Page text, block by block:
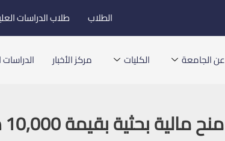
الطلاب طلاب الدراسات
عن الجامعة الكليات مركز الأخبار
منح مالية بحثية بقيمة 10,000 دولار مقدمة من اليونسكو ضمن برنامج Silk Roads